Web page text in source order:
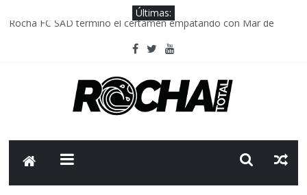
Últimas:
Rocha FC SAD termino el certamen empatando con Mar de
Delegación parlamentaria uruguaya llega a Israel; el Frente
Caso Charles Carrera: la causa que sobrevivió al paso del tiempo
Criminalidad en Uruguay: menos delitos,los homicidios son lo